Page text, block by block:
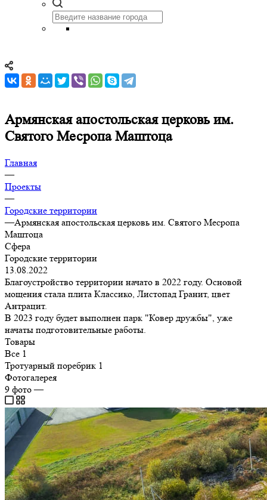
Армянская апостольская церковь им.
Святого Месропа Маштоца
Главная
—
Проекты
—
Городские территории
—Армянская апостольская церковь им. Святого Месропа
Маштоца
Сфера
Городские территории
13.08.2022
Благоустройство территории начато в 2022 году. Основой
мощения стала плита Классико, Листопад Гранит, цвет
Антрацит.
В 2023 году будет выполнен парк "Ковер дружбы", уже
начаты подготовительные работы.
Товары
Все 1
Тротуарный поребрик 1
Фотогалерея
9 фото—